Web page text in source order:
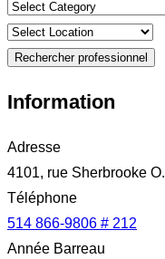
Rechercher professionnel
Information
Adresse
4101, rue Sherbrooke O.
Téléphone
514 866-9806 # 212
Année Barreau